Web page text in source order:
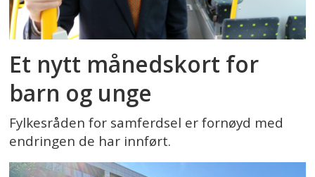
Et nytt månedskort for
barn og unge
Fylkesråden for samferdsel er fornøyd med
endringen de har innført.